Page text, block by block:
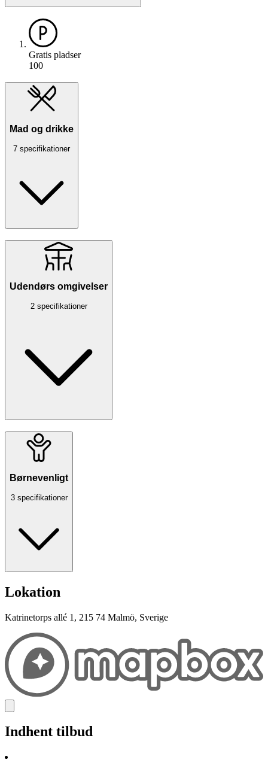
Gratis pladser
100
Mad og drikke
7 specifikationer
Udendørs omgivelser
2 specifikationer
Børnevenligt
3 specifikationer
Lokation
Katrinetorps allé 1, 215 74 Malmö, Sverige
Indhent tilbud